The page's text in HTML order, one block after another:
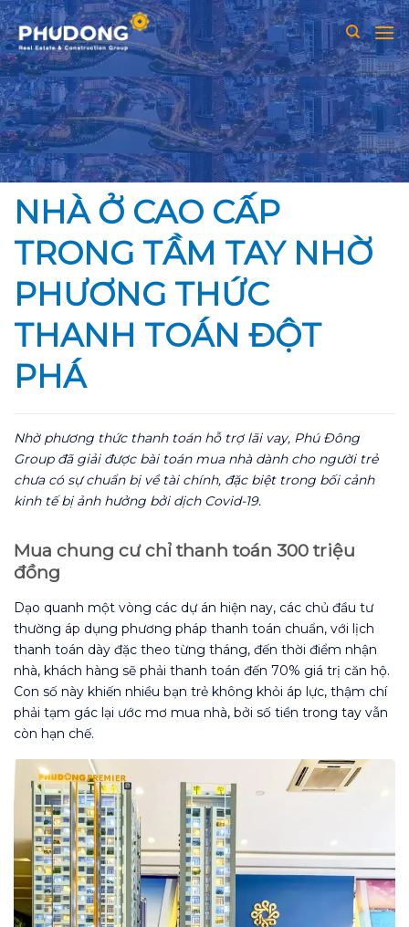
Skip
to
content
NHÀ Ở CAO CẤP
TRONG TẦM TAY NHỜ
PHƯƠNG THỨC
THANH TOÁN ĐỘT
PHÁ
Nhờ phương thức thanh toán hỗ trợ lãi vay, Phú Đông
Group đã giải được bài toán mua nhà dành cho người trẻ
chưa có sự chuẩn bị về tài chính, đặc biệt trong bối cảnh
kinh tế bị ảnh hưởng bởi dịch Covid-19.
Mua chung cư chỉ thanh toán 300 triệu
đồng
Dạo quanh một vòng các dự án hiện nay, các chủ đầu tư
thường áp dụng phương pháp thanh toán chuẩn, với lịch
thanh toán dày đặc theo từng tháng, đến thời điểm nhận
nhà, khách hàng sẽ phải thanh toán đến 70% giá trị căn hộ.
Con số này khiến nhiều bạn trẻ không khỏi áp lực, thậm chí
phải tạm gác lại ước mơ mua nhà, bởi số tiền trong tay vẫn
còn hạn chế.